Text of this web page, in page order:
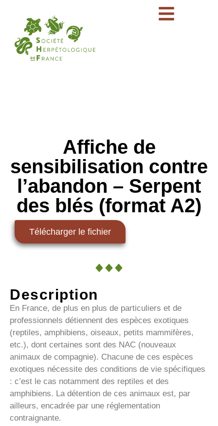
Affiche de
sensibilisation contre
l’abandon – Serpent
des blés (format A2)
Télécharger le fichier
Description
En France, de plus en plus de particuliers et de
professionnels détiennent des espèces exotiques
(reptiles, amphibiens, oiseaux, petits mammifères,
etc.), dont certaines sont des NAC (nouveaux
animaux de compagnie). Chacune de ces espèces
exotiques nécessite des conditions de vie spécifiques
: c’est le cas notamment des reptiles et des
amphibiens. La détention de ces animaux est, par
ailleurs, encadrée par une réglementation
contraignante.